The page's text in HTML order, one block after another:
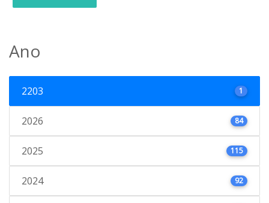
Ano
2203 1
2026 84
2025 115
2024 92